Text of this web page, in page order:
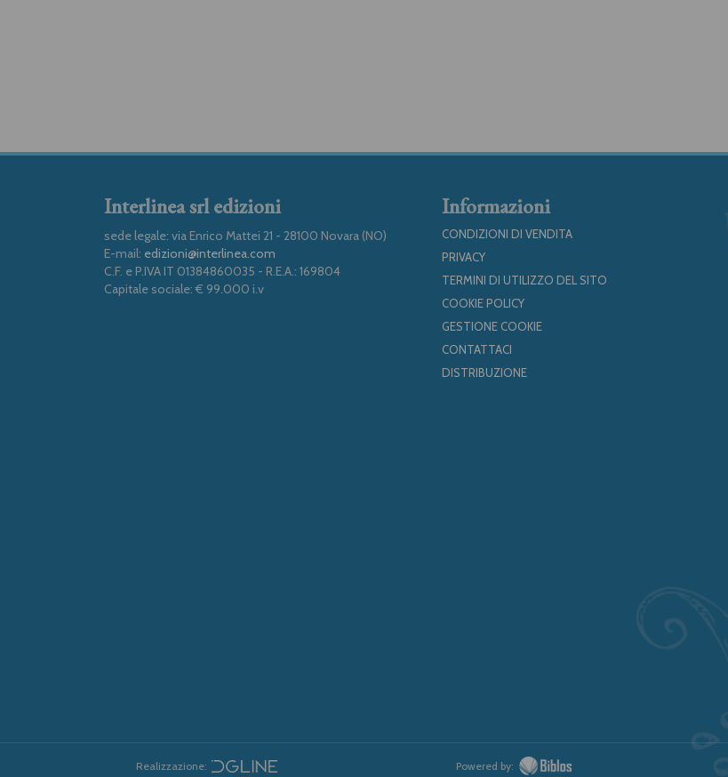
Interlinea srl edizioni
sede legale: via Enrico Mattei 21 - 28100 Novara (NO)
E-mail: edizioni@interlinea.com
C.F. e P.IVA IT 01384860035 - R.E.A.: 169804
Capitale sociale: € 99.000 i.v
Informazioni
CONDIZIONI DI VENDITA
PRIVACY
TERMINI DI UTILIZZO DEL SITO
COOKIE POLICY
GESTIONE COOKIE
CONTATTACI
DISTRIBUZIONE
Realizzazione: Powered by: